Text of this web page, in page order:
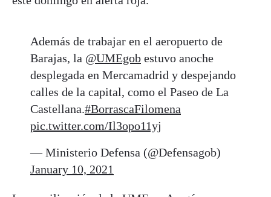
Además de trabajar en el aeropuerto de
Barajas, la @UMEgob estuvo anoche
desplegada en Mercamadrid y despejando
calles de la capital, como el Paseo de La
Castellana.#BorrascaFilomena
pic.twitter.com/Il3opo11yj
— Ministerio Defensa (@Defensagob)
January 10, 2021